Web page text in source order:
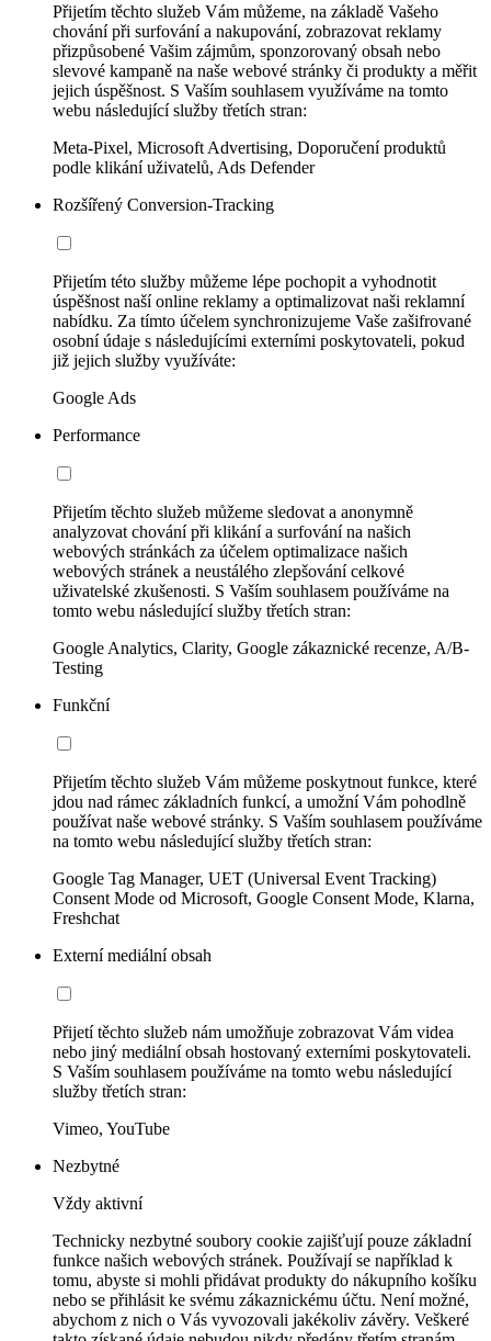
Přijetím těchto služeb Vám můžeme, na základě Vašeho
chování při surfování a nakupování, zobrazovat reklamy
přizpůsobené Vašim zájmům, sponzorovaný obsah nebo
slevové kampaně na naše webové stránky či produkty a měřit
jejich úspěšnost. S Vaším souhlasem využíváme na tomto
webu následující služby třetích stran:
Meta-Pixel, Microsoft Advertising, Doporučení produktů
podle klikání uživatelů, Ads Defender
Rozšířený Conversion-Tracking
Přijetím této služby můžeme lépe pochopit a vyhodnotit
úspěšnost naší online reklamy a optimalizovat naši reklamní
nabídku. Za tímto účelem synchronizujeme Vaše zašifrované
osobní údaje s následujícími externími poskytovateli, pokud
již jejich služby využíváte:
Google Ads
Performance
Přijetím těchto služeb můžeme sledovat a anonymně
analyzovat chování při klikání a surfování na našich
webových stránkách za účelem optimalizace našich
webových stránek a neustálého zlepšování celkové
uživatelské zkušenosti. S Vaším souhlasem používáme na
tomto webu následující služby třetích stran:
Google Analytics, Clarity, Google zákaznické recenze, A/B-
Testing
Funkční
Přijetím těchto služeb Vám můžeme poskytnout funkce, které
jdou nad rámec základních funkcí, a umožní Vám pohodlně
používat naše webové stránky. S Vaším souhlasem používáme
na tomto webu následující služby třetích stran:
Google Tag Manager, UET (Universal Event Tracking)
Consent Mode od Microsoft, Google Consent Mode, Klarna,
Freshchat
Externí mediální obsah
Přijetí těchto služeb nám umožňuje zobrazovat Vám videa
nebo jiný mediální obsah hostovaný externími poskytovateli.
S Vaším souhlasem používáme na tomto webu následující
služby třetích stran:
Vimeo, YouTube
Nezbytné
Vždy aktivní
Technicky nezbytné soubory cookie zajišťují pouze základní
funkce našich webových stránek. Používají se například k
tomu, abyste si mohli přidávat produkty do nákupního košíku
nebo se přihlásit ke svému zákaznickému účtu. Není možné,
abychom z nich o Vás vyvozovali jakékoliv závěry. Veškeré